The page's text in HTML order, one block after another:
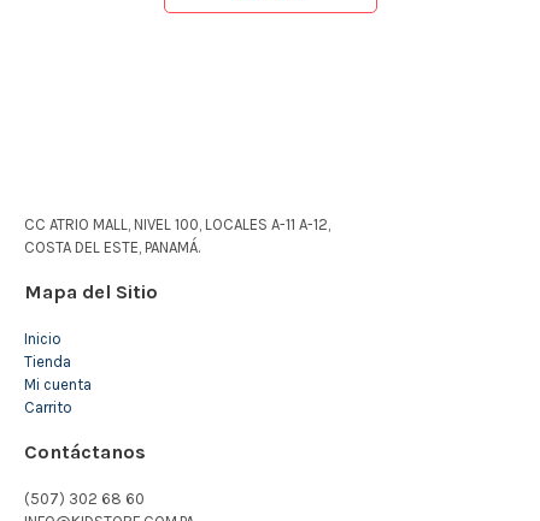
CC ATRIO MALL, NIVEL 100, LOCALES A-11 A-12,
COSTA DEL ESTE, PANAMÁ.
Mapa del Sitio
Inicio
Tienda
Mi cuenta
Carrito
Contáctanos
(507) 302 68 60